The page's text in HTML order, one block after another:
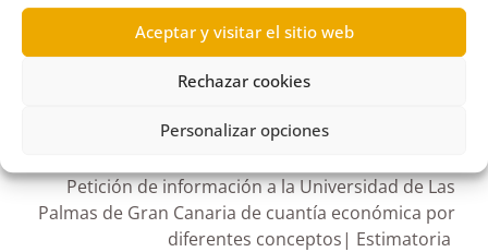
Aceptar y visitar el sitio web
Rechazar cookies
Personalizar opciones
Petición de información a la Universidad de Las
Palmas de Gran Canaria de cuantía económica por
diferentes conceptos| Estimatoria